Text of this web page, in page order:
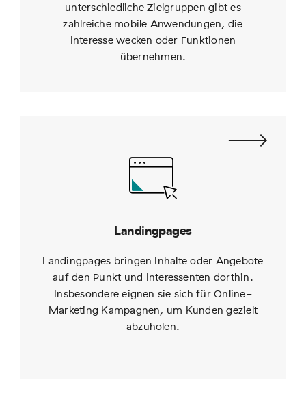
unterschiedliche Zielgruppen gibt es
zahlreiche mobile Anwendungen, die
Interesse wecken oder Funktionen
übernehmen.
Landingpages
Landingpages bringen Inhalte oder Angebote
auf den Punkt und Interessenten dorthin.
Insbesondere eignen sie sich für Online-
Marketing Kampagnen, um Kunden gezielt
abzuholen.